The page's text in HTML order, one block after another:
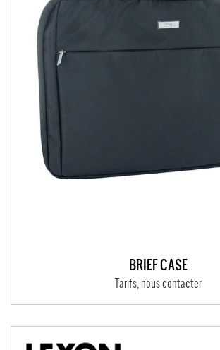
BRIEF CASE
Tarifs, nous contacter